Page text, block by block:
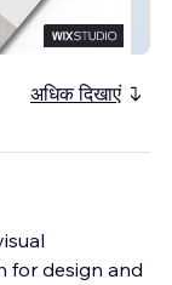
अधिक दिखाएं
for design and